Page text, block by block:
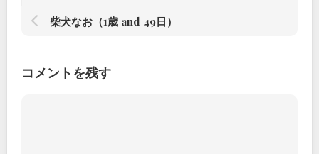
柴犬なお（1歳 and 49日）
コメントを残す